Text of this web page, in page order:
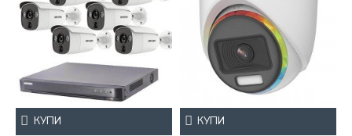
КУПИ КУПИ